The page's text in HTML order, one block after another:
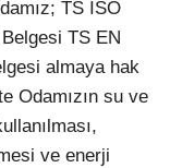
TS ISO
TS EN
almaya hak
Odamızın su ve
ve enerji